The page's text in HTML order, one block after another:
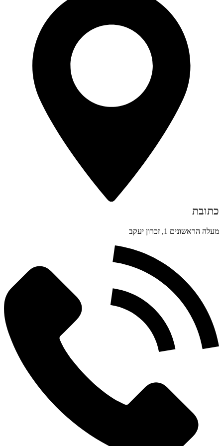
כתובת
מעלה הראשונים 1, זכרון יעקב